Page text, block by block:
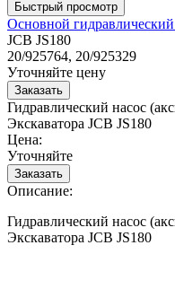
Основной
JCB JS180
20/925764, 20/925329
Уточняйте цену
Гидравлический насос
Экскаватора JCB JS180
Цена:
Уточняйте
Описание:
Гидравлический насос
Экскаватора JCB JS180